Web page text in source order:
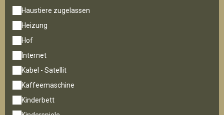
Haustiere zugelassen
Heizung
Hof
Internet
Kabel - Satellit
Kaffeemaschine
Kinderbett